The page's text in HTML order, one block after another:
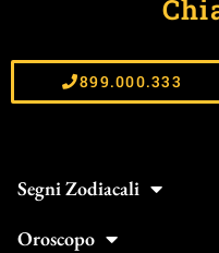
899.000.333
Segni Zodiacali
Oroscopo